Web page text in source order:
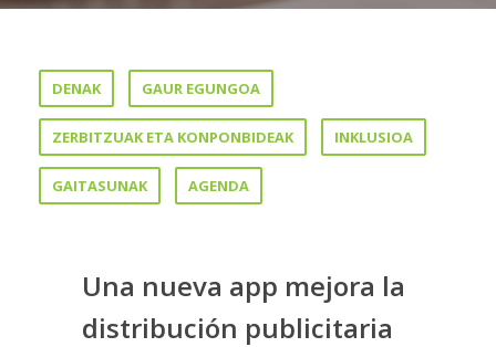
DENAK GAUR EGUNGOA
ZERBITZUAK ETA KONPONBIDEAK INKLUSIOA
GAITASUNAK AGENDA
Una nueva app mejora la
distribución publicitaria